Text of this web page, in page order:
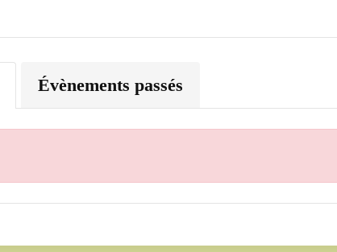
Évènements passés